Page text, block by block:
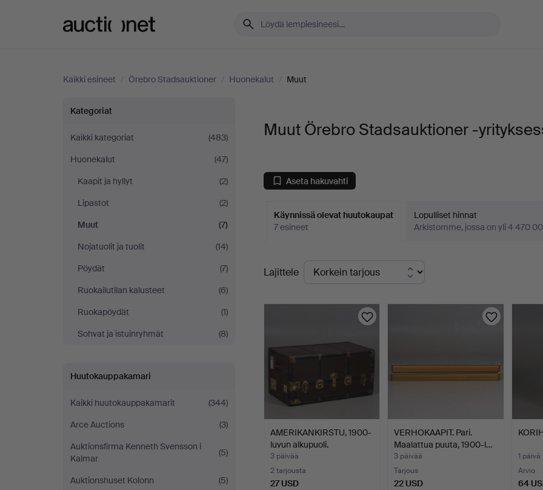
Kaikki esineet / Örebro Stadsauktioner / Huonekalut / Muut
Muut
Örebro
Stadsauktioner
yrityksessä
Kategoriat
Kaikki kategoriat
(483)
Huonekalut
(47)
Kaapit ja hyllyt
(2)
Lipastot
(2)
Muut
(7)
Nojatuolit ja tuolit
(14)
Pöydät
(7)
Ruokailutilan kalusteet
(6)
Ruokapöydät
(1)
Sohvat ja istuinryhmät
(8)
Huutokauppakamari
Kaikki huutokauppakamarit
(344)
Arce Auctions
(3)
Auktionsfirma Kenneth Svensson i
Kalmar
(5)
Auktionshuset Kolonn
(5)
Muut Örebro Stadsauktioner -
Aseta hakuvahti
Käynnissä olevat huutokaupat
7 esineet
Lopulliset hinnat
Arkistomme, jossa on yli 4 470
Käynnissä
olevat
huutokaupat
Lajittele
AMERIKANKIRSTU, 1900-
luvun alkupuoli.
3 päivää
2 tarjousta
27 USD
VERHOKAAPIT. Pari.
Maalattua puuta, 1900-l…
3 päivää
Tarjous
22 USD
1 päivä
Arvio
64